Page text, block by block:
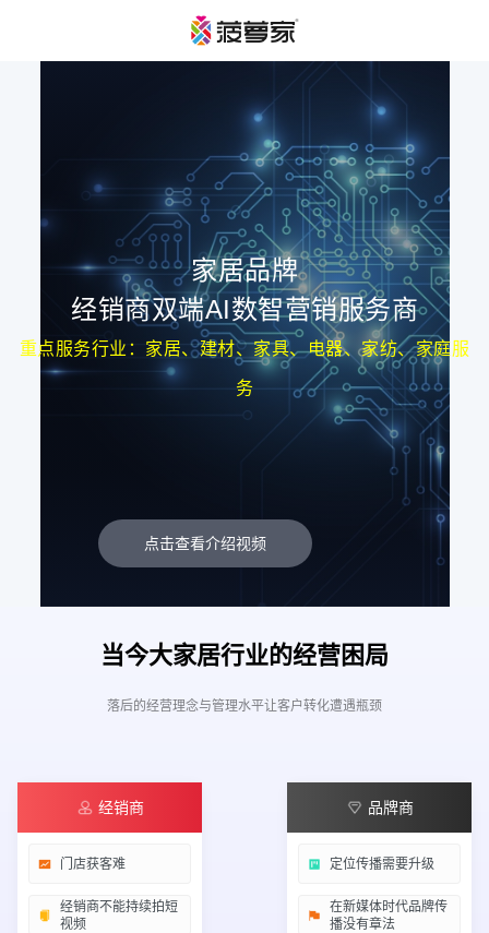
家居品牌
经销商双端AI数智营销服务商
重点服务行业：家居、建材、家具、电器、家纺、家庭服
务
点击查看介绍视频
当今大家居行业的经营困局
落后的经营理念与管理水平让客户转化遭遇瓶颈
经销商
门店获客难
经销商不能持续拍短
视频
品牌商
定位传播需要升级
在新媒体时代品牌传
播没有章法